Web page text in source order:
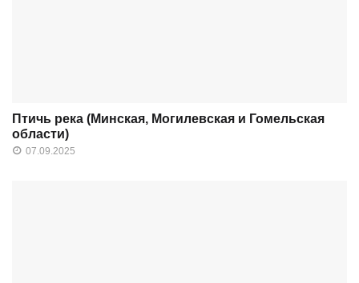
Птичь река (Минская, Могилевская и Гомельская
области)
07.09.2025